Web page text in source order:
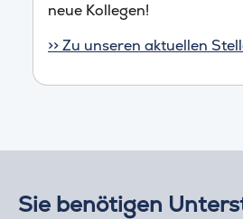
neue Kollegen!
>> Zu unseren aktuellen
Sie benötigen